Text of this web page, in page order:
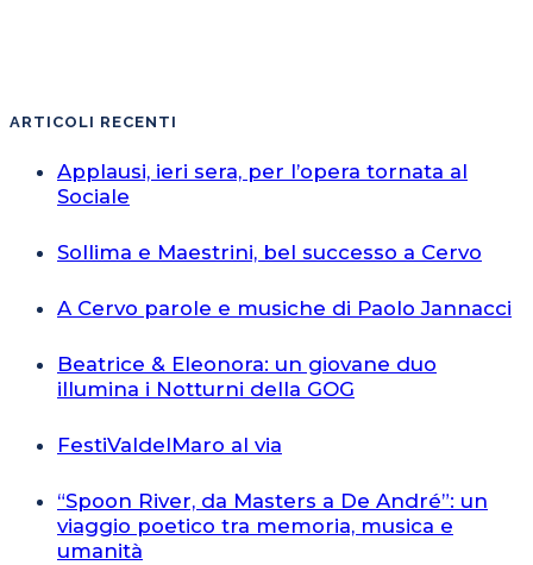
ARTICOLI RECENTI
Applausi, ieri sera, per l’opera tornata al
Sociale
Sollima e Maestrini, bel successo a Cervo
A Cervo parole e musiche di Paolo Jannacci
Beatrice & Eleonora: un giovane duo
illumina i Notturni della GOG
FestiValdelMaro al via
“Spoon River, da Masters a De André”: un
viaggio poetico tra memoria, musica e
umanità